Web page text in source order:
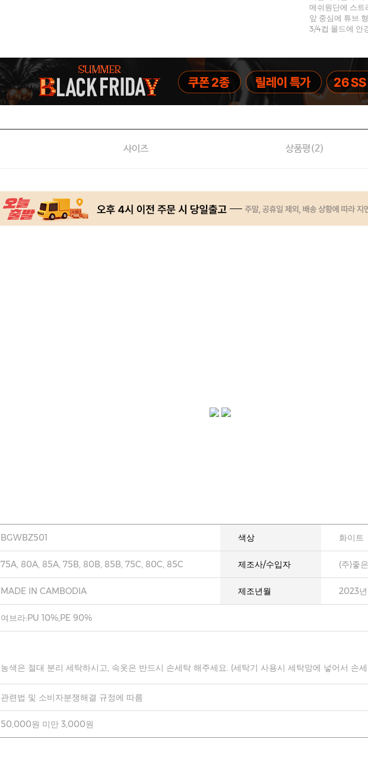
메쉬원단에 스트
앞 중심에 튜브
3/4컵 몰드에 안
사이즈 상품평(2)
BGWBZ501 색상 화이트
75A, 80A, 85A, 75B, 80B, 85B, 75C, 80C, 85C 제조사/수입자 (주)좋
MADE IN CAMBODIA 제조년월 2023
여브라:PU 10%,PE 90%
농색은 절대 분리 세탁하시고, 속옷은 반드시 손세탁 해주세요. (세탁기 사용시 세탁망에 넣어서 손
관련법 및 소비자분쟁해결 규정에 따름
50,000원 미만 3,000원